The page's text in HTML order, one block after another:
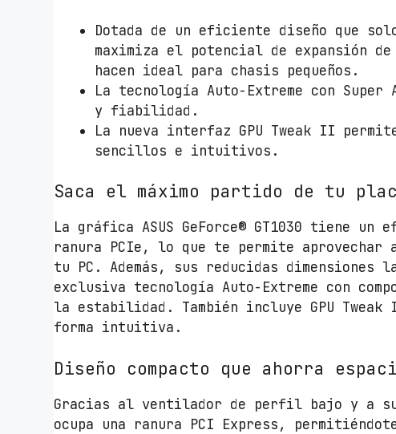
1
B
m
Dotada de un eficiente diseño que
maximiza el potencial de expansión
hacen ideal para chasis pequeños.
La tecnología Auto-Extreme con
y fiabilidad.
La nueva interfaz GPU Tweak II
sencillos e intuitivos.
Saca el máximo partido de tu
La gráfica ASUS GeForce® GT1030 tiene
ranura PCIe, lo que te permite aprovechar
tu PC. Además, sus reducidas dimensiones
exclusiva tecnología Auto-Extreme con
la estabilidad. También incluye GPU
forma intuitiva.
Diseño compacto que ahorra
Gracias al ventilador de perfil bajo y a
ocupa una ranura PCI Express,